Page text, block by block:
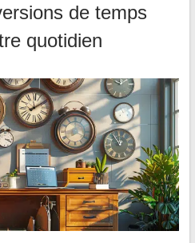
de temps
quotidien